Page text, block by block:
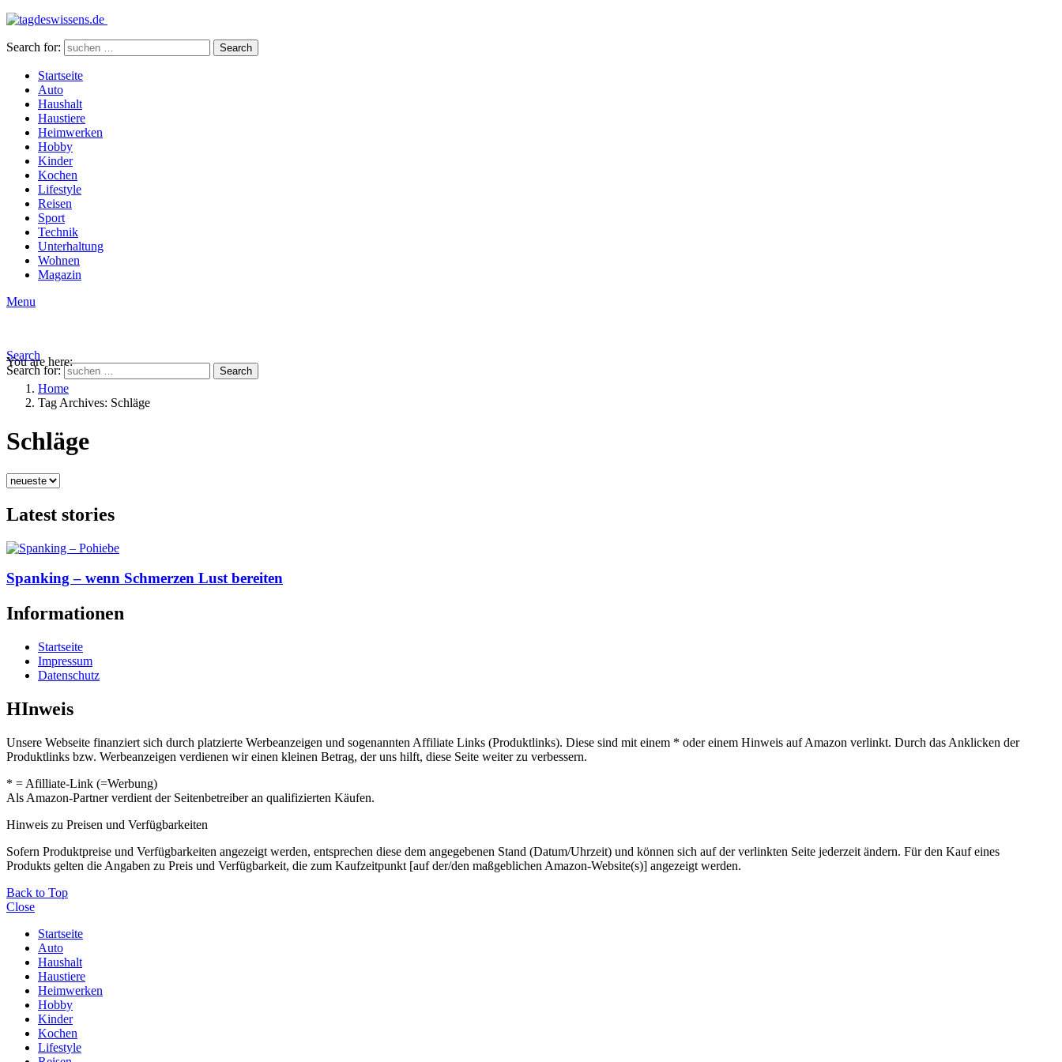
Search for: Search
Startseite
Auto
Haushalt
Haustiere
Heimwerken
Hobby
Kinder
Kochen
Lifestyle
Reisen
Sport
Technik
Unterhaltung
Wohnen
Magazin
Menu
Search
Search for:
Search
You are here:
Home
Tag Archives: Schläge
Schläge
Latest stories
Spanking – wenn Schmerzen Lust bereiten
Informationen
Startseite
Impressum
Datenschutz
HInweis
Unsere Webseite finanziert sich durch platzierte Werbeanzeigen und sogenannten Affiliate Links (Produktlinks). Diese sind mit einem * oder einem Hinweis auf Amazon verlinkt. Durch das Anklicken der
Produktlinks bzw. Werbeanzeigen verdienen wir einen kleinen Betrag, der uns hilft, diese Seite weiter zu verbessern.
* = Afilliate-Link (=Werbung)
Als Amazon-Partner verdient der Seitenbetreiber an qualifizierten Käufen.
Hinweis zu Preisen und Verfügbarkeiten
Sofern Produktpreise und Verfügbarkeiten angezeigt werden, entsprechen diese dem angegebenen Stand (Datum/Uhrzeit) und können sich auf der verlinkten Seite jederzeit ändern. Für den Kauf eines
Produkts gelten die Angaben zu Preis und Verfügbarkeit, die zum Kaufzeitpunkt [auf der/den maßgeblichen Amazon-Website(s)] angezeigt werden.
Back to Top
Close
Startseite
Auto
Haushalt
Haustiere
Heimwerken
Hobby
Kinder
Kochen
Lifestyle